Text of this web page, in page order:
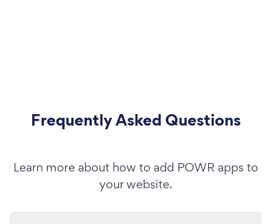
Frequently Asked Questions
Learn more about how to add POWR apps to
your website.